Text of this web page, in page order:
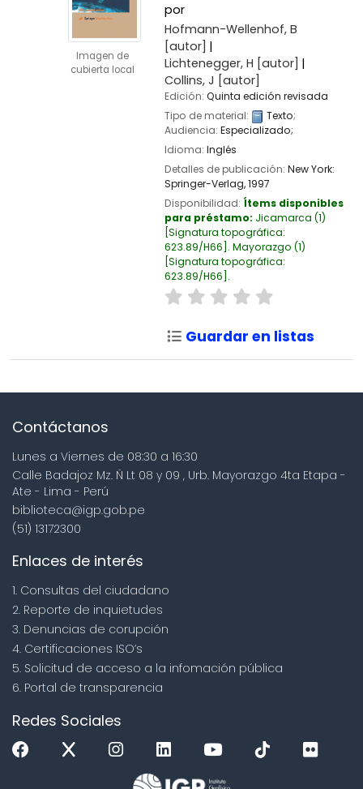
Imagen de
cubierta local
por
Hofmann-Wellenhof, B
[autor]
Lichtenegger, H [autor]
Collins, J [autor]
Edición: Quinta edición revisada
Tipo de material:
Texto;
Audiencia: Especializado;
Idioma: Inglés
Detalles de publicación: New York:
Springer-Verlag,1997
Disponibilidad: Ítems disponibles
para préstamo: Jicamarca (1)
Signatura topográfica:
623.89/H66 . Mayorazgo (1)
Signatura topográfica:
623.89/H66 .
Guardar en listas
Contáctanos
Lunes a Viernes de 08:30 a 16:30
Calle Badajoz Mz. Ñ Lt 08 y 09 , Urb. Mayorazgo 4ta Etapa -
Ate - Lima - Perú
biblioteca@igp.gob.pe
(51) 13172300
Enlaces de interés
1. Consultas del ciudadano
2. Reporte de inquietudes
3. Denuncias de corupción
4. Certificaciones ISO’s
5. Solicitud de acceso a la infomación pública
6. Portal de transparencia
Redes Sociales